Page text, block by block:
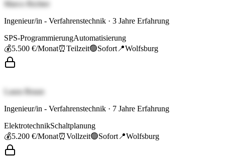
Marco Richter
Ingenieur/in - Verfahrenstechnik · 3 Jahre Erfahrung
SPS-ProgrammierungAutomatisierung
💰5.500 €/Monat⏰Teilzeit🟢Sofort 📍Wolfsburg
Laura Braun
Ingenieur/in - Verfahrenstechnik · 7 Jahre Erfahrung
ElektrotechnikSchaltplanung
💰5.200 €/Monat⏰Vollzeit🟢Sofort 📍Wolfsburg